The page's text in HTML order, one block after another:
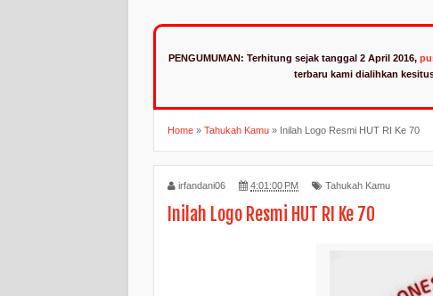
PENGUMUMAN: Terhitung sejak tanggal 2 April 2016,
terbaru kami dialihkan
Home » Tahukah Kamu » Inilah Logo Resmi HUT RI Ke 70
irfandani06 4:01:00 PM Tahukah Kamu
Inilah Logo Resmi HUT RI Ke 70